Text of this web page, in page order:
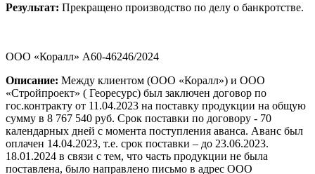
Результат: Прекращено производство по делу о банкротстве.
ООО «Коралл» А60-46246/2024
Описание: Между клиентом (ООО «Коралл») и ООО
«Стройпроект» ( Георесурс) был заключен договор по
гос.контракту от 11.04.2023 на поставку продукции на общую
сумму в 8 767 540 руб. Срок поставки по договору - 70
календарных дней с момента поступления аванса. Аванс был
оплачен 14.04.2023, т.е. срок поставки – до 23.06.2023.
18.01.2024 в связи с тем, что часть продукции не была
поставлена, было направлено письмо в адрес ООО